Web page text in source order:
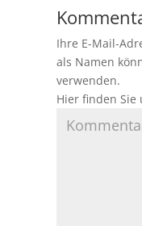
Ihre E-Mail-
als Namen
verwenden.
Hier finden Sie